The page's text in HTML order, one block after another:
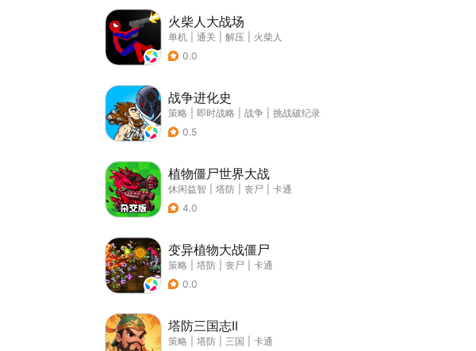
火柴人大战场
单机 通关 解压
火柴人
0.0
战争进化史
策略 即时战略 战争
挑战破纪录
0.5
植物僵尸世界大战
休闲益智 塔防 丧尸
卡通
4.0
变异植物大战僵尸
策略 塔防 丧尸
卡通
0.0
塔防三国志II
策略 塔防 三国 卡通